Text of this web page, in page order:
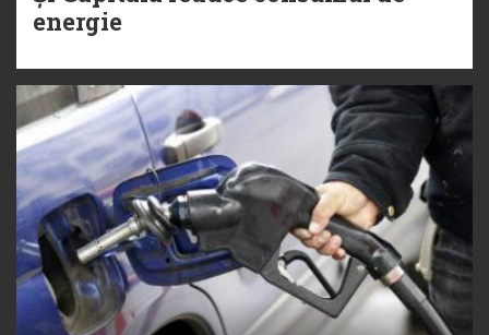
energie